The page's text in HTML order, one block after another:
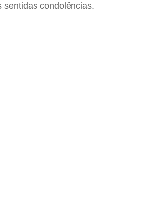
sentidas condolências.